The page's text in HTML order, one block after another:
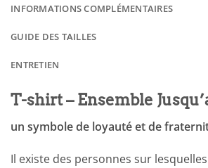
INFORMATIONS COMPLÉMENTAIRES
GUIDE DES TAILLES
ENTRETIEN
T-shirt – Ensemble
un symbole de loyauté et de
Il existe des personnes sur